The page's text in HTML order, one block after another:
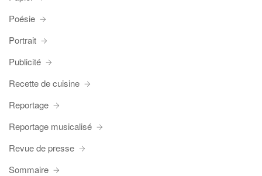
Poésie
Portrait
Publicité
Recette de cuisine
Reportage
Reportage musicalisé
Revue de presse
Sommaire